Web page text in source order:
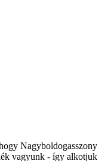
Nagyboldogasszony
vagyunk - így alkotjuk